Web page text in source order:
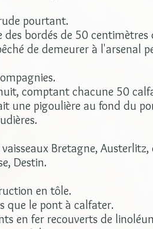
pourtant.
bordés de 50
de demeurer à l'arsenal
comptant chacune 50
une pigoulière au fond du
Bretagne,
Destin.
en tôle.
que le pont à calfater.
en fer recouverts de